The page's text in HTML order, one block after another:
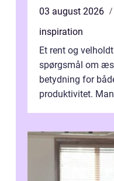
03 august 2026
inspiration
Et rent og
spørgsmål om
betydning for
produktivitet.